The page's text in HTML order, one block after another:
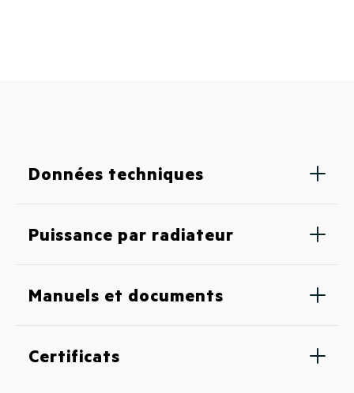
Données techniques
Puissance par radiateur
Manuels et documents
Certificats